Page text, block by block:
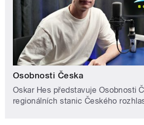
Osobnosti Česka
Oskar Hes představuje Osobnosti
regionálních stanic Českého